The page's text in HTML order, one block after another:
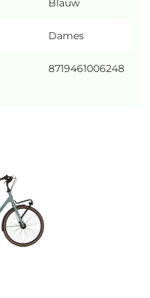
Blauw
Dames
8719461006248